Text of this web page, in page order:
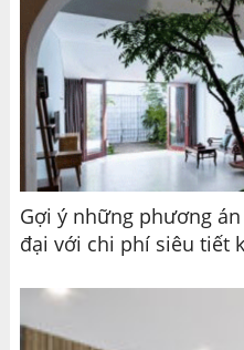
Gợi ý những phương
đại với chi phí siêu tiết